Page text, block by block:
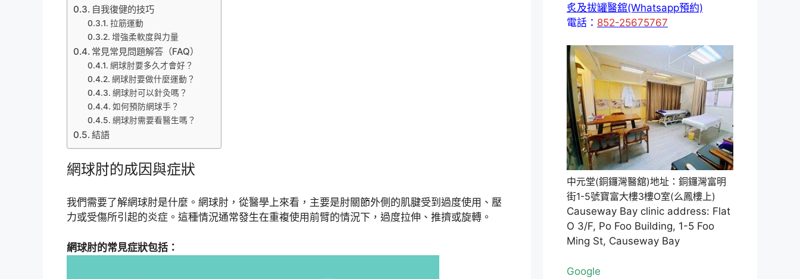
自我復健的技巧
拉筋運動
增強柔軟度與力量
常見常見問題解答（FAQ）
網球肘要多久才會好？
網球肘要做什麼運動？
網球肘可以針灸嗎？
如何預防網球手？
網球肘需要看醫生嗎？
結語
網球肘的成因與症狀
我們需要了解網球肘是什麼。網球肘，從醫學上來看，主要是肘關節外側的肌腱受到過度使用、壓
力或受傷所引起的炎症。這種情況通常發生在重複使用前臂的情況下，過度拉伸、推擠或旋轉。
網球肘的常見症狀包括：
炙及拔罐醫舘(Whatsapp預約)
電話： 852-25675767
中元堂(銅鑼灣醫舘)地址：銅鑼灣富明
街1-5號寶富大樓3樓O室(么鳳樓上)
Causeway Bay clinic address: Flat
O 3/F, Po Foo Building, 1-5 Foo
Ming St, Causeway Bay
Google